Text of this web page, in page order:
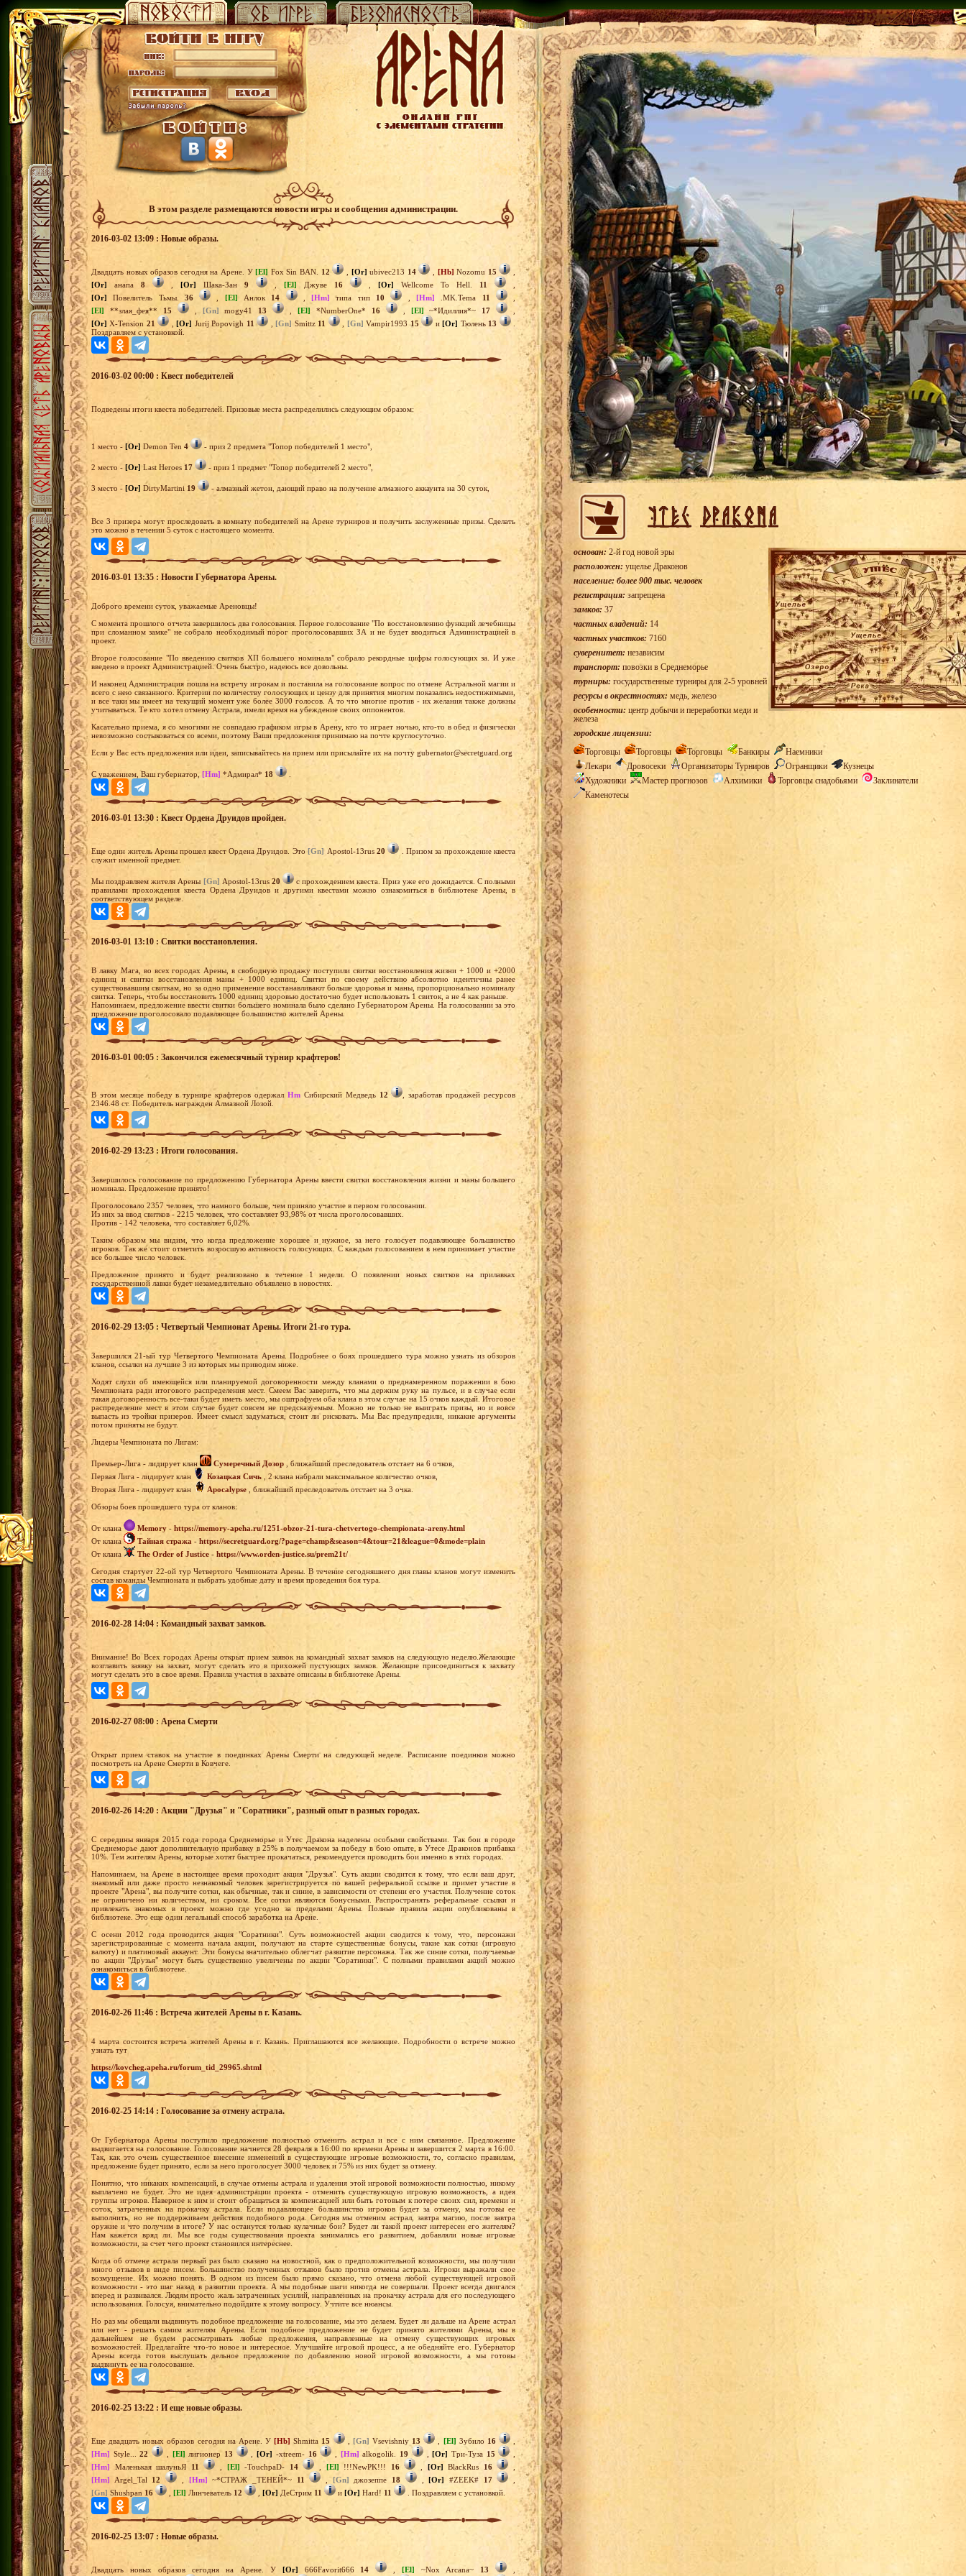
В этом разделе размещаются новости игры и сообщения администрации.
2016-03-02 13:09 : Новые образы.
Двадцать новых образов сегодня на Арене. У[El] Fox Sin BAN. 12 [Or] ubivec213 14 [Hb] Nozomu 15
[Or] анапа 8 [Or] Шака-Зан 9 [El] Джуве 16 [Or] Wellcome To Hell. 11
[Or] Повелитель Тьмы.36 [El] Анлок 14 ,[Hm] типа тип 10 [Hm] .MK.Tema 11
,
[El] **злая_фея** 15 , [Gn] mogy41 13 [El] *NumberOne* 16 , [El] ~*Идиллия*~ 17
[Or] X-Tension 21 ,[Or] Jurij Popovigh 11 ,[Gn] Smittz 11 , [Gn] Vampir199315 и[Or] Тюлень 13
.
Поздравляем с установкой.
2016-03-02 00:00 : Квест победителей
Подведены итоги квеста победителей. Призовые места распределились следующим образом:
1 место - [Or] Demon Ten 4 - приз 2 предмета "Топор победителей 1 место",
2 место - [Or] Last Heroes 17 - приз 1 предмет "Топор победителей 2 место",
3 место - [Or] DirtyMartini 19 - алмазный жетон, дающий право на получение алмазного аккаунта на 30 суток,
Все 3 призера могут проследовать в комнату победителей на Арене турниров и получить заслуженные призы. Сделать
это можно в течении 5 суток с настоящего момента.
2016-03-01 13:35 : Новости Губернатора Арены.
Доброго времени суток, уважаемые Ареновцы!
С момента прошлого отчета завершилось два голосования. Первое голосование "По восстановлению функций лечебницы
при сломанном замке" не собрало необходимый порог проголосовавших ЗА и не будет вводиться Администрацией в
проект.
Второе голосование "По введению свитков ХП большего номинала" собрало рекордные цифры голосующих за. И уже
введено в проект Администрацией. Очень быстро, надеюсь все довольны.
И наконец Администрация пошла на встречу игрокам и поставила на голосование вопрос по отмене Астральной магии и
всего с нею связанного. Критерии по количеству голосующих и цензу для принятия многим показались недостижимыми,
и все таки мы имеет на текущий момент уже более 3000 голосов. А то что многие против - их желания также должны
учитываться. Те кто хотел отмену Астрала, имели время на убеждение своих оппонентов.
Касательно приема, я со многими не совпадаю графиком игры в Арену, кто то играет ночью, кто-то в обед и физически
невозможно состыковаться со всеми, поэтому Ваши предложения принимаю на почте круглосуточно.
Если у Вас есть предложения или идеи, записывайтесь на прием или присылайте их на почту gubernator@secretguard.org
С уважением, Ваш губернатор, [Hm] *Адмирал* 18
2016-03-01 13:30 : Квест Ордена Друидов пройден.
Еще один житель Арены прошел квест Ордена Друидов. Это[Gn] Apostol-13rus 20
. Призом за прохождение квеста
служит именной предмет.
Мы поздравляем жителя Арены [Gn] Apostol-13rus 20
с прохождением квеста. Приз уже его дожидается. С полными
правилами прохождения квеста Ордена Друидов и другими квестами можно ознакомиться в библиотеке Арены, в
соответствующем разделе.
2016-03-01 13:10 : Свитки восстановления.
В лавку Мага, во всех городах Арены, в свободную продажу поступили свитки восстановления жизни + 1000 и +2000
единиц и свитки восстановления маны + 1000 единиц. Свитки по своему действию абсолютно идентичны ранее
существовавшим свиткам, но за одно применение восстанавливают больше здоровья и маны, пропорционально номиналу
свитка. Теперь, чтобы восстановить 1000 единиц здоровью достаточно будет использовать 1 свиток, а не 4 как раньше.
Напоминаем, предложение ввести свитки большего номинала было сделано Губернатором Арены. На голосовании за это
предложение проголосовало подавляющее большинство жителей Арены.
2016-03-01 00:05 : Закончился ежемесячный турнир крафтеров!
В этом месяце победу в турнире крафтеров одержал HmСибирский Медведь 12
, заработав продажей ресурсов
2346.48 ст. Победитель награжден Алмазной Лозой.
2016-02-29 13:23 : Итоги голосования.
Завершилось голосование по предложению Губернатора Арены ввести свитки восстановления жизни и маны большего
номинала. Предложение принято!
Проголосовало 2357 человек, что намного больше, чем приняло участие в первом голосовании.
Из них за ввод свитков - 2215 человек, что составляет 93,98% от числа проголосовавших.
Против - 142 человека, что составляет 6,02%.
Таким образом мы видим, что когда предложение хорошее и нужное, за него голосует подавляющее большинство
игроков. Так же стоит отметить возросшую активность голосующих. С каждым голосованием в нем принимает участие
все большее число человек.
Предложение принято и будет реализовано в течение 1 недели. О появлении новых свитков на прилавках
государственной лавки будет незамедлительно объявлено в новостях.
2016-02-29 13:05 : Четвертый Чемпионат Арены. Итоги 21-го тура.
Завершился 21-ый тур Четвертого Чемпионата Арены. Подробнее о боях прошедшего тура можно узнать из обзоров
кланов, ссылки на лучшие 3 из которых мы приводим ниже.
Ходят слухи об имеющейся или планируемой договоренности между кланами о преднамеренном поражении в бою
Чемпионата ради итогового распределения мест. Смеем Вас заверить, что мы держим руку на пульсе, и в случае если
такая договоренность все-таки будет иметь место, мы оштрафуем оба клана в этом случае на 15 очков каждый. Итоговое
распределение мест в этом случае будет совсем не предсказуемым. Можно не только не выиграть призы, но и вовсе
выпасть из тройки призеров. Имеет смысл задуматься, стоит ли рисковать. Мы Вас предупредили, никакие аргументы
потом приняты не будут.
Лидеры Чемпионата по Лигам:
Премьер-Лига - лидирует клан Сумеречный Дозор , ближайший преследователь отстает на 6 очков,
Первая Лига - лидирует клан
Козацкая Сичь , 2 клана набрали максимальное количество очков,
Вторая Лига - лидирует клан
Apocalypse , ближайший преследователь отстает на 3 очка.
Обзоры боев прошедшего тура от кланов:
От клана Memory - https://memory-apeha.ru/1251-obzor-21-tura-chetvertogo-chempionata-areny.html
От клана
Тайная стража - https://secretguard.org/?page=champ&season=4&tour=21&league=0&mode=plain
От клана
The Order of Justice - https://www.orden-justice.su/prem21t/
Сегодня стартует 22-ой тур Четвертого Чемпионата Арены. В течение сегодняшнего дня главы кланов могут изменить
состав команды Чемпионата и выбрать удобные дату и время проведения боя тура.
2016-02-28 14:04 : Командный захват замков.
Внимание! Во Всех городах Арены открыт прием заявок на командный захват замков на следующую неделю.Желающие
возглавить заявку на захват, могут сделать это в прихожей пустующих замков. Желающие присоединиться к захвату
могут сделать это в свое время. Правила участия в захвате описаны в библиотеке Арены.
2016-02-27 08:00 : Арена Смерти
Открыт прием ставок на участие в поединках Арены Смерти на следующей неделе. Расписание поединков можно
посмотреть на Арене Смерти в Ковчеге.
2016-02-26 14:20 : Акции "Друзья" и "Соратники", разный опыт в разных городах.
С середины января 2015 года города Среднеморье и Утес Дракона наделены особыми свойствами. Так бои в городе
Среднеморье дают дополнительную прибавку в 25% в получаемом за победу в бою опыте, в Утесе Драконов прибавка
10%. Тем жителям Арены, которые хотят быстрее прокачаться, рекомендуется проводить бои именно в этих городах.
Напоминаем, на Арене в настоящее время проходит акция "Друзья". Суть акции сводится к тому, что если ваш друг,
знакомый или даже просто незнакомый человек зарегистрируется по вашей реферальной ссылке и примет участие в
проекте "Арена", вы получите сотки, как обычные, так и синие, в зависимости от степени его участия. Получение соток
не ограничено ни количеством, ни сроком. Все сотки являются бонусными. Распространять реферальные ссылки и
привлекать знакомых в проект можно где угодно за пределами Арены. Полные правила акции опубликованы в
библиотеке. Это еще один легальный способ заработка на Арене.
С осени 2012 года проводится акция "Соратники". Суть возможностей акции сводится к тому, что, персонажи
зарегистрированные с момента начала акции, получают на старте существенные бонусы, такие как сотки (игровую
валюту) и платиновый аккаунт. Эти бонусы значительно облегчат развитие персонажа. Так же синие сотки, получаемые
по акции "Друзья" могут быть существенно увеличены по акции "Соратники". С полными правилами акций можно
ознакомиться в библиотеке.
2016-02-26 11:46 : Встреча жителей Арены в г. Казань.
4 марта состоится встреча жителей Арены в г. Казань. Приглашаются все желающие. Подробности о встрече можно
узнать тут
https://kovcheg.apeha.ru/forum_tid_29965.shtml
2016-02-25 14:14 : Голосование за отмену астрала.
От Губернатора Арены поступило предложение полностью отменить астрал и все с ним связанное. Предложение
выдвигается на голосование. Голосование начнется 28 февраля в 16:00 по времени Арены и завершится 2 марта в 16:00.
Так, как это очень существенное внесение изменений в существующие игровые возможности, то, согласно правилам,
предложение будет принято, если за него проголосует 3000 человек и 75% из них будет за отмену.
Понятно, что никаких компенсаций, в случае отмены астрала и удаления этой игровой возможности полностью, никому
выплачено не будет. Это не идея администрации проекта - отменить существующую игровую возможность, а идея
группы игроков. Наверное к ним и стоит обращаться за компенсацией или быть готовым к потере своих сил, времени и
соток, затраченных на прокачку астрала. Если подавляющее большинство игроков будет за отмену, мы готовы ее
выполнить, но не поддерживаем действия подобного рода. Сегодня мы отменим астрал, завтра магию, после завтра
оружие и что получим в итоге? У нас останутся только кулачные бои? Будет ли такой проект интересен его жителям?
Нам кажется вряд ли. Мы все годы существования проекта занимались его развитием, добавляли новые игровые
возможности, за счет чего проект становился интереснее.
Когда об отмене астрала первый раз было сказано на новостной, как о предположительной возможности, мы получили
много отзывов в виде писем. Большинство полученных отзывов было против отмены астрала. Игроки выражали свое
возмущение. Их можно понять. В одном из писем было прямо сказано, что отмена любой существующей игровой
возможности - это шаг назад в развитии проекта. А мы подобные шаги никогда не совершали. Проект всегда двигался
вперед и развивался. Людям просто жаль затраченных усилий, направленных на прокачку астрала для его последующего
использования. Голосуя, внимательно подойдите к этому вопросу. Учтите все нюансы.
Но раз мы обещали выдвинуть подобное предложение на голосование, мы это делаем. Будет ли дальше на Арене астрал
или нет - решать самим жителям Арены. Если подобное предложение не будет принято жителями Арены, мы в
дальнейшем не будем рассматривать любые предложения, направленные на отмену существующих игровых
возможностей. Предлагайте что-то новое и интересное. Улучшайте игровой процесс, а не обедняйте его. Губернатор
Арены всегда готов выслушать дельное предложение по добавлению новой игровой возможности, а мы готовы
выдвинуть ее на голосование.
2016-02-25 13:22 : И еще новые образы.
Еще двадцать новых образов сегодня на Арене. У[Hb] Shmitta 15 , [Gn] Vsevishniy 13 [El] 3убило 16
,
[Hm] Style...22 [El] лигионер 13 ,[Or] -xtreem- 16 [Hm] alkogolik. 19 ,[Or] Три-Туза 15
[Hm] Маленькая шалуньЯ 11 [El] -TouchpaD- 14 [El] !!!NewPK!!! 16 [Or] BlackRus 16
[Hm] Argel_Tal 12 [Hm] ~*СТРАЖ _ТЕНЕЙ*~ 11 , [Gn] джозеппе 18 ,[Or] #ZEEK# 17
[Gn] Shushpan 16 [El] Линчеватель 12 [Or] ДеСтрим 11 и [Or] Hard! 11 . Поздравляем с установкой.
2016-02-25 13:07 : Новые образы.
Двадцать новых образов сегодня на Арене. У [Or] 666Favorit666 14 ,[El] ~Nox Arcana~ 13
основан: 2-й год новой эры
расположен: ущелье Драконов
население: более 900 тыс. человек
регистрация: запрещена
замков: 37
частных владений: 14
частных участков: 7160
суверенитет: независим
транспорт: повозки в Среднеморье
турниры: государственные турниры для 2-5 уровней
ресурсы в окрестностях: медь, железо
особенности: центр добычи и переработки меди и
железа
городские лицензии:
Торговцы
Торговцы Торговцы Банкиры
Наемники
Лекари
Дровосеки Организаторы Турниров Огранщики
Кузнецы
Художники
Мастер прогнозов Алхимики Торговцы снадобьями
Заклинатели
Каменотесы